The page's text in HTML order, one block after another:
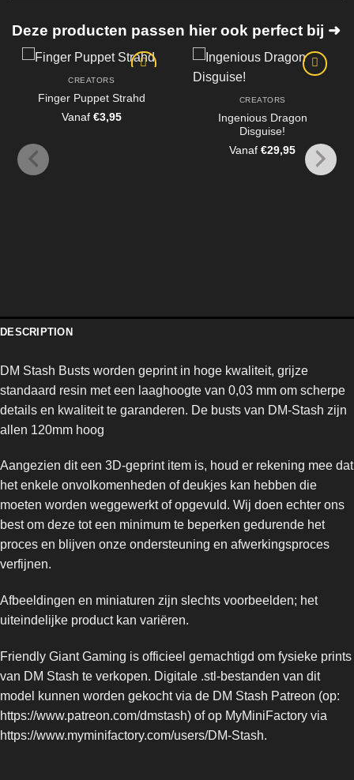
Deze producten passen hier ook perfect bij ➜
CREATORS
Finger Puppet Strahd
Vanaf €3,95
CREATORS
Ingenious Dragon
Disguise!
Vanaf€29,95
DESCRIPTION
DM Stash Busts worden geprint in hoge kwaliteit, grijze
standaard resin met een laaghoogte van 0,03 mm om scherpe
details en kwaliteit te garanderen. De busts van DM-Stash zijn
allen 120mm hoog
Aangezien dit een 3D-geprint item is, houd er rekening mee dat
het enkele onvolkomenheden of deukjes kan hebben die
moeten worden weggewerkt of opgevuld. Wij doen echter ons
best om deze tot een minimum te beperken gedurende het
proces en blijven onze ondersteuning en afwerkingsproces
verfijnen.
Afbeeldingen en miniaturen zijn slechts voorbeelden; het
uiteindelijke product kan variëren.
Friendly Giant Gaming is officieel gemachtigd om fysieke prints
van DM Stash te verkopen. Digitale .stl-bestanden van dit
model kunnen worden gekocht via de DM Stash Patreon (op:
https://www.patreon.com/dmstash) of op MyMiniFactory via
https://www.myminifactory.com/users/DM-Stash.